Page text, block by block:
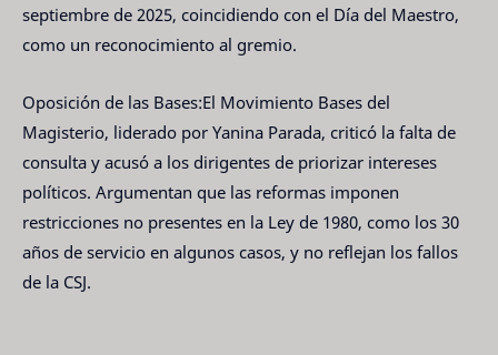
septiembre de 2025, coincidiendo con el Día del Maestro,
como un reconocimiento al gremio.
Oposición de las Bases:El Movimiento Bases del
Magisterio, liderado por Yanina Parada, criticó la falta de
consulta y acusó a los dirigentes de priorizar intereses
políticos. Argumentan que las reformas imponen
restricciones no presentes en la Ley de 1980, como los 30
años de servicio en algunos casos, y no reflejan los fallos
de la CSJ.